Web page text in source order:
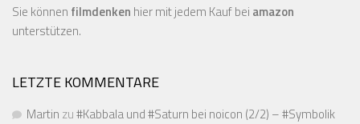
Sie können filmdenken hier mit jedem Kauf bei amazon
unterstützen.
LETZTE KOMMENTARE
Martin zu#Kabbala und #Saturn bei noicon (2/2) – #Symbolik